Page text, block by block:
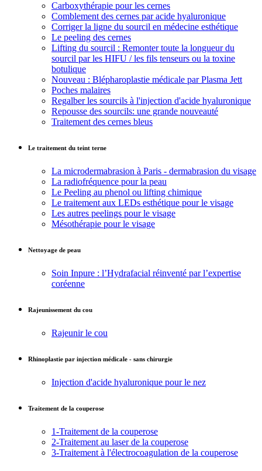
Carboxythérapie pour les cernes
Comblement des cernes par acide hyaluronique
Corriger la ligne du sourcil en médecine esthétique
Le peeling des cernes
Lifting du sourcil : Remonter toute la longueur du
sourcil par les HIFU / les fils tenseurs ou la toxine
botulique
Nouveau : Blépharoplastie médicale par Plasma Jett
Poches malaires
Regalber les sourcils à l'injection d'acide hyaluronique
Repousse des sourcils: une grande nouveauté
Traitement des cernes bleus
Le traitement du teint terne
La microdermabrasion à Paris - dermabrasion du visage
La radiofréquence pour la peau
Le Peeling au phenol ou lifting chimique
Le traitement aux LEDs esthétique pour le visage
Les autres peelings pour le visage
Mésothérapie pour le visage
Nettoyage de peau
Soin Inpure : l’Hydrafacial réinventé par l’expertise
coréenne
Rajeunissement du cou
Rajeunir le cou
Rhinoplastie par injection médicale - sans chirurgie
Injection d'acide hyaluronique pour le nez
Traitement de la couperose
1-Traitement de la couperose
2-Traitement au laser de la couperose
3-Traitement à l'électrocoagulation de la couperose